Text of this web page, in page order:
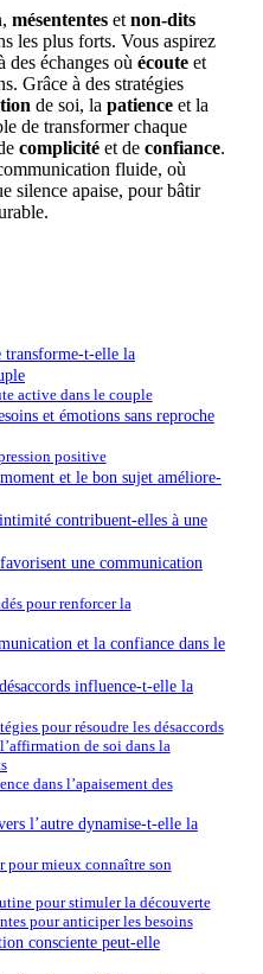
mésententes et non-dits
les plus forts. Vous aspirez
des échanges où écoute et
Grâce à des stratégies
de soi, la patience et la
de transformer chaque
complicité et de confiance.
fluide, où
silence apaise, pour bâtir
transforme-t-elle la
active dans le couple
et émotions sans reproche
positive
et le bon sujet améliore-
contribuent-elles à une
une communication
pour renforcer la
et la confiance dans le
influence-t-elle la
pour résoudre les désaccords
de soi dans la
dans l’apaisement des
l’autre dynamise-t-elle la
pour mieux connaître son
pour stimuler la découverte
pour anticiper les besoins
consciente peut-elle